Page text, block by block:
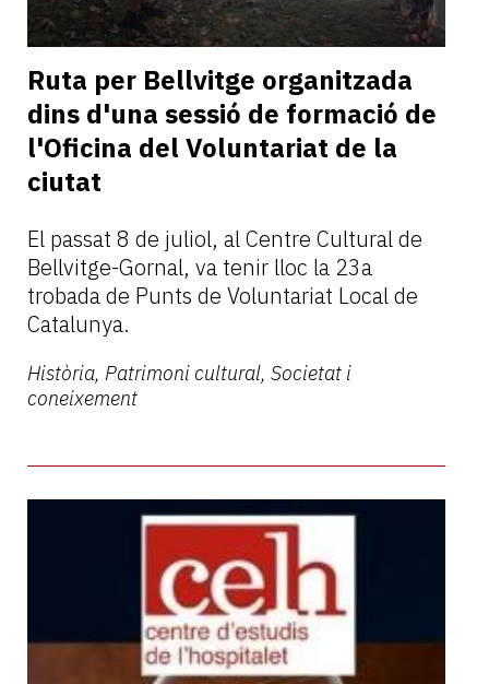
Ruta per Bellvitge organitzada
dins d'una sessió de formació de
l'Oficina del Voluntariat de la
ciutat
El passat 8 de juliol, al Centre Cultural de
Bellvitge-Gornal, va tenir lloc la 23a
trobada de Punts de Voluntariat Local de
Catalunya.
Història, Patrimoni cultural, Societat i
coneixement